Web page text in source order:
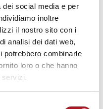
dei social media e per
inoltre
il nostro sito con i
analisi dei dati web,
potrebbero combinarle
loro o che hanno
servizi.
e via modem,
pressione pompa,